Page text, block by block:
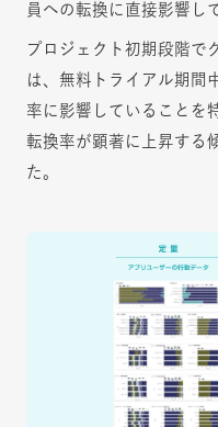
員への転換に直接影響し
プロジェクト初期段階で
は、無料トライアル期間
率に影響していることを
転換率が顕著に上昇する
た。